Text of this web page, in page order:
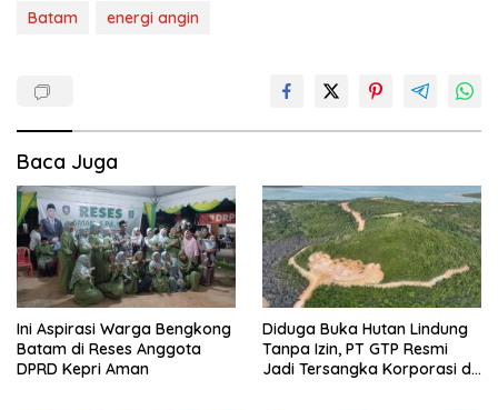
Batam energi angin
Baca Juga
Ini Aspirasi Warga Bengkong
Batam di Reses Anggota
DPRD Kepri Aman
Diduga Buka Hutan Lindung
Tanpa Izin, PT GTP Resmi
Jadi Tersangka Korporasi di